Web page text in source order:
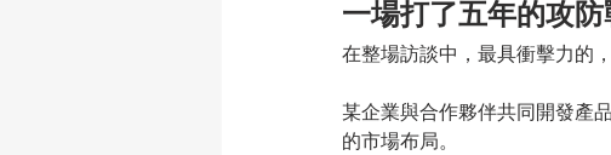
一場打了五年的攻
在整場訪談中，最具衝擊力的
某企業與合作夥伴共同開發產
的市場布局。